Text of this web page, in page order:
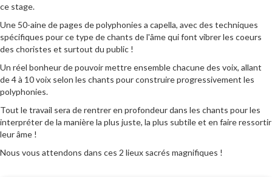
ce stage.
Une 50-aine de pages de polyphonies a capella, avec des techniques
spécifiques pour ce type de chants de l'âme qui font vibrer les coeurs
des choristes et surtout du public !
Un réel bonheur de pouvoir mettre ensemble chacune des voix, allant
de 4 à 10 voix selon les chants pour construire progressivement les
polyphonies.
Tout le travail sera de rentrer en profondeur dans les chants pour les
interpréter de la manière la plus juste, la plus subtile et en faire ressortir
leur âme !
Nous vous attendons dans ces 2 lieux sacrés magnifiques !